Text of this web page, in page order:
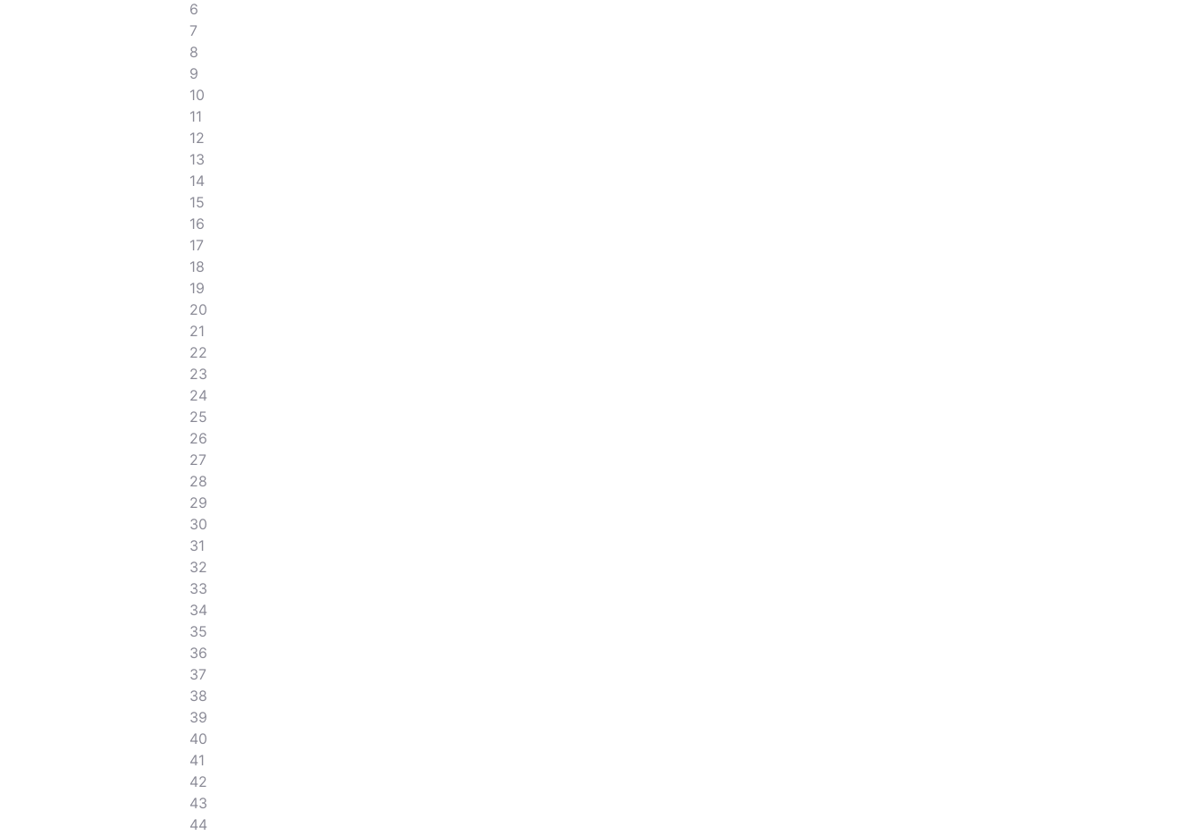
6
7
8
9
10
11
12
13
14
15
16
17
18
19
20
21
22
23
24
25
26
27
28
29
30
31
32
33
34
35
36
37
38
39
40
41
42
43
44